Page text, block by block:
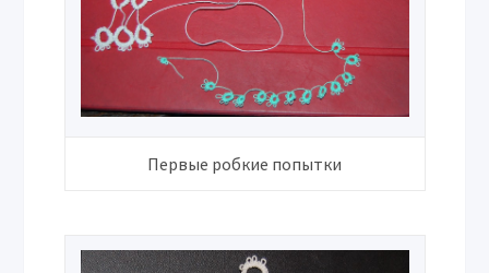
Первые робкие попытки